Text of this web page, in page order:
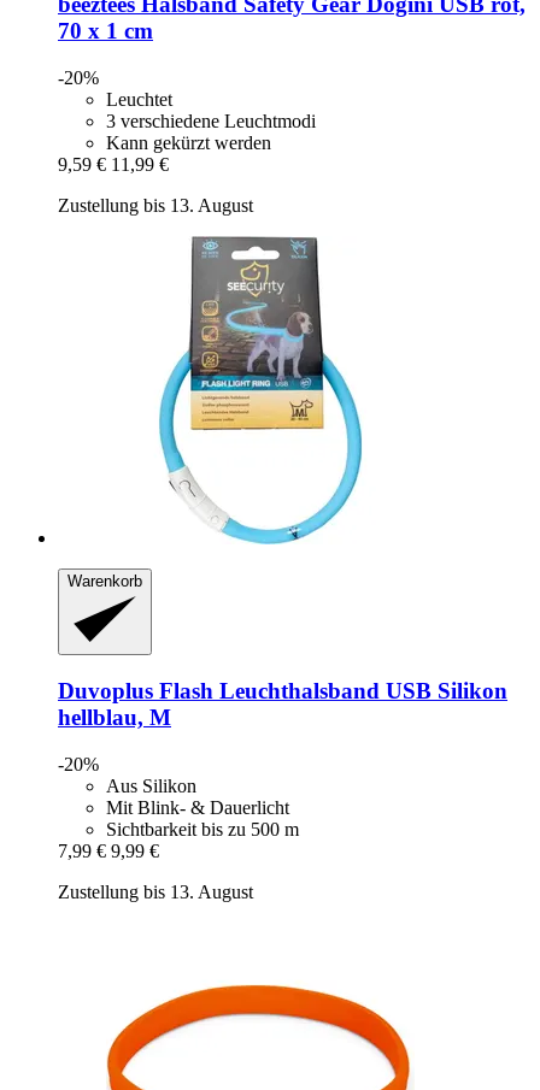
70 x 1 cm
-20%
Leuchtet
3 verschiedene Leuchtmodi
Kann gekürzt werden
9,59 € 11,99 €
Zustellung bis 13. August
Warenkorb
Duvoplus Flash Leuchthalsband USB Silikon
hellblau, M
-20%
Aus Silikon
Mit Blink- & Dauerlicht
Sichtbarkeit bis zu 500 m
7,99 € 9,99 €
Zustellung bis 13. August